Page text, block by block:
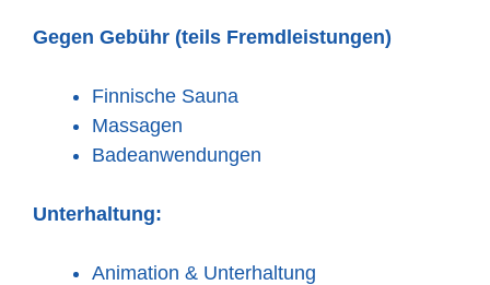
Gegen Gebühr (teils Fremdleistungen)
Finnische Sauna
Massagen
Badeanwendungen
Unterhaltung:
Animation & Unterhaltung